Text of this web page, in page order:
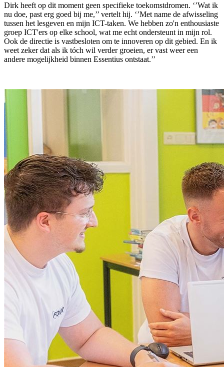
Dirk heeft op dit moment geen specifieke toekomstdromen. ‘’Wat ik
nu doe, past erg goed bij me,’’ vertelt hij. ‘’Met name de afwisseling
tussen het lesgeven en mijn ICT-taken. We hebben zo'n enthousiaste
groep ICT'ers op elke school, wat me echt ondersteunt in mijn rol.
Ook de directie is vastbesloten om te innoveren op dit gebied. En ik
weet zeker dat als ik tóch wil verder groeien, er vast weer een
andere mogelijkheid binnen Essentius ontstaat.’’